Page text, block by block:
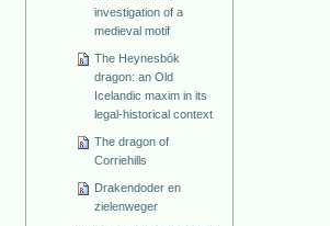
investigation of a
medieval motif
The Heynesbók
dragon: an Old
Icelandic maxim in its
legal-historical context
The dragon of
Corriehills
Drakendoder en
zielenweger